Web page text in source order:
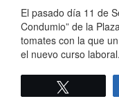
El pasado día 11 de
Condumio” de la
tomates con la que
el nuevo curso laboral.